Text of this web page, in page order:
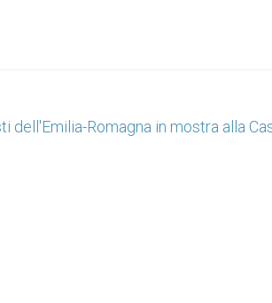
dell'Emilia-Romagna in mostra alla